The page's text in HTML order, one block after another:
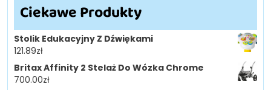
Ciekawe Produkty
Stolik Edukacyjny Z Dźwiękami
121.89zł
Britax Affinity 2 Stelaż Do Wózka Chrome
700.00zł